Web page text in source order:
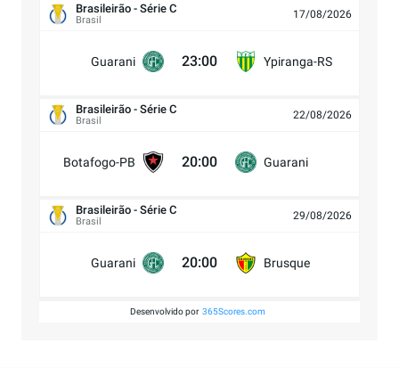
Brasileirão - Série C
Brasil 17/08/2026
Guarani 23:00 Ypiranga-RS
Brasileirão - Série C
Brasil 22/08/2026
Botafogo-PB 20:00 Guarani
Brasileirão - Série C
Brasil 29/08/2026
Guarani 20:00 Brusque
Desenvolvido por 365Scores.com